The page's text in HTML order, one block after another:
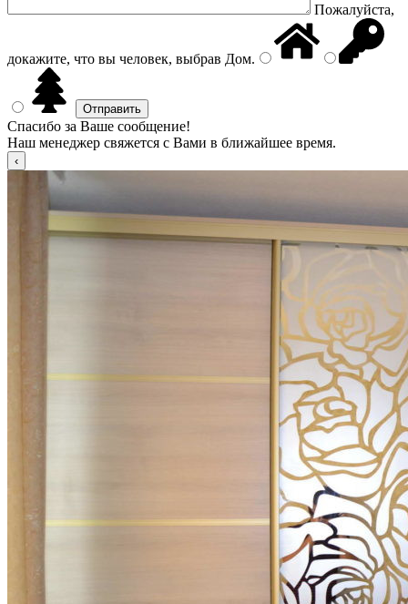
Пожалуйста,
докажите, что вы человек, выбрав Дом.
Спасибо за Ваше сообщение!
Наш менеджер свяжется с Вами в ближайшее время.